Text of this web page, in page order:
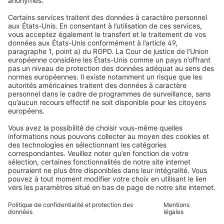
Stores enrouleurs
Stores vénitiens
Volets roulants
Moteurs pour volets roulants
Moustiquaires
Stores bannes
Maison connectée
Électronique et radio
Droit de rétractation
Newsletter
Délais de livraison et expédition
Modes de paiement
Conditions des bons d'achat
Consignes de sécurité
Enregistrements
Informations obligatoires pour les consommateurs
Qui sommes-nous
Pourquoi choisir Domondo ?
Ce que disent nos clients
Avis
Modes de paiement
Partenaires d'expédition
Politique de confidentialité et protection des données